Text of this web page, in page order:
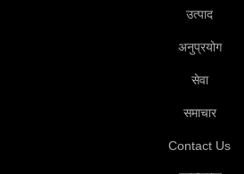
उत्पाद
अनुप्रयोग
सेवा
समाचार
Contact Us